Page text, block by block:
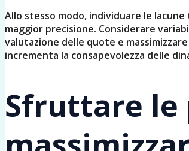
Allo stesso modo, individuare le
maggior precisione. Considerare
valutazione delle quote e
incrementa la consapevolezza delle
Sfruttare le